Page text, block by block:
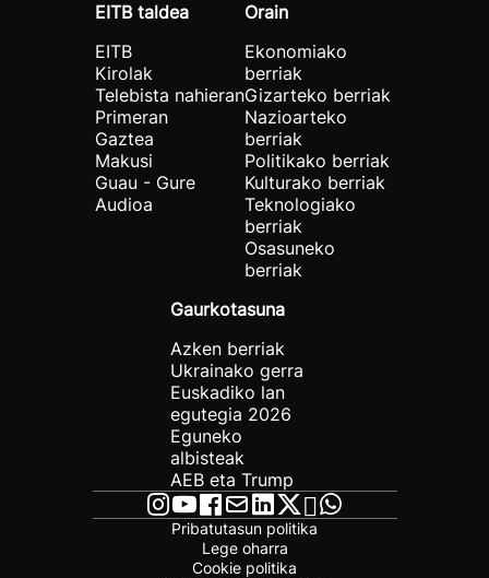
EITB taldea
EITB
Kirolak
Telebista nahieran
Primeran
Gaztea
Makusi
Guau - Gure
Audioa
Orain
Ekonomiako
berriak
Gizarteko berriak
Nazioarteko
berriak
Politikako berriak
Kulturako berriak
Teknologiako
berriak
Osasuneko
berriak
Gaurkotasuna
Azken berriak
Ukrainako gerra
Euskadiko lan
egutegia 2026
Eguneko
albisteak
AEB eta Trump
Pribatutasun politika
Lege oharra
Cookie politika